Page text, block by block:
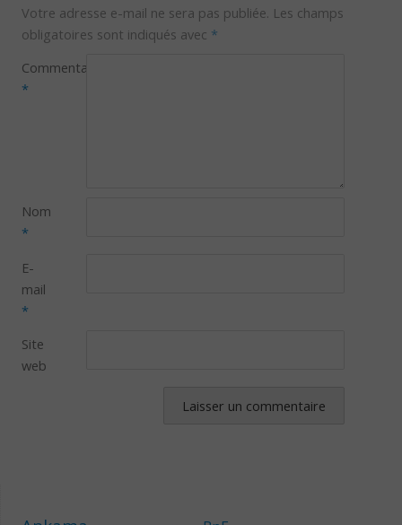
Votre adresse e-mail ne sera pas publiée. Les champs
obligatoires sont indiqués avec *
Commentaire
*
Nom
*
E-
mail
*
Site
web